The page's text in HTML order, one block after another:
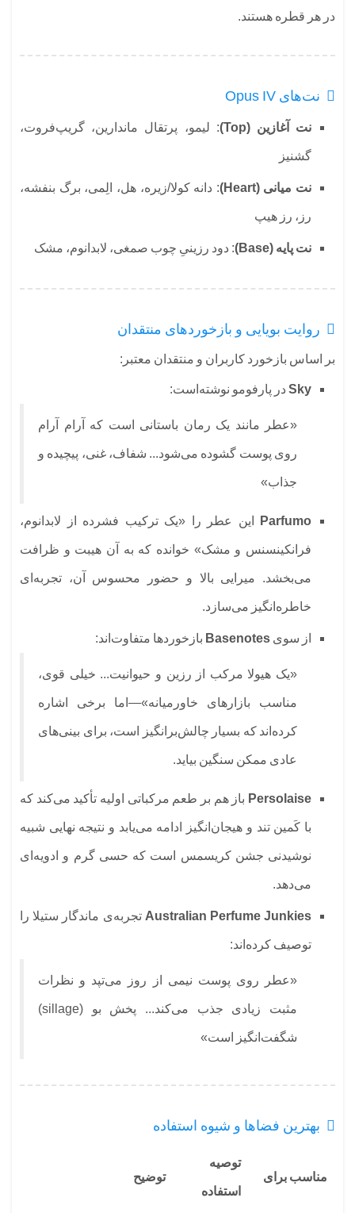
در هر قطره هستند.
نت‌های Opus IV
نت آغازین (Top) : لیمو، پرتقال ماندارین، گریپ‌فروت،
گشنیز
نت میانی (Heart) : دانه کولا/زیره، هل، الِمی، برگ بنفشه،
رز، رز هیپ
نت پایه (Base) : دود رزینیِ چوب صمغی، لابدانوم، مشک
روایت بویایی و بازخوردهای منتقدان
بر اساس بازخورد کاربران و منتقدان معتبر:
Sky در پارفومو نوشته‌است:
«عطر مانند یک رمان باستانی است که آرام آرام
روی پوست گشوده می‌شود... شفاف، غنی، پیچیده و
جذاب»
Parfumo این عطر را «یک ترکیب فشرده از لابدانوم،
فرانکینسنس و مشک» خوانده که به آن هیبت و ظرافت
می‌بخشد. میرایی بالا و حضور محسوس آن، تجربه‌ای
خاطره‌انگیز می‌سازد.
از سوی Basenotes بازخوردها متفاوت‌اند:
«یک هیولا مرکب از رزین و حیوانیت... خیلی قوی،
مناسب بازارهای خاورمیانه»—اما برخی اشاره
کرده‌اند که بسیار چالش‌برانگیز است، برای بینی‌های
عادی ممکن سنگین بیاید.
Persolaise باز هم بر طعم مرکباتی اولیه تأکید می‌کند که
با کَمین تند و هیجان‌انگیز ادامه می‌یابد و نتیجه نهایی شبیه
نوشیدنی جشن کریسمس است که حسی گرم و ادویه‌ای
می‌دهد.
Australian Perfume Junkies تجربه‌ی ماندگار ستیلا را
توصیف کرده‌اند:
«عطر روی پوست نیمی از روز می‌تپد و نظرات
مثبت زیادی جذب می‌کند... پخش بو (sillage)
شگفت‌انگیز است»
بهترین فضاها و شیوه استفاده
مناسب برای
توصیه
استفاده
توضیح